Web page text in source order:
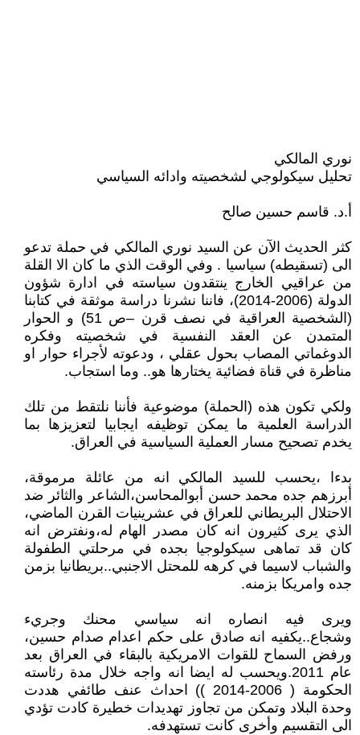
نوري المالكي
تحليل سيكولوجي لشخصيته وادائه السياسي
أ.د. قاسم حسين صالح
كثر الحديث الآن عن السيد نوري المالكي في حملة تدعو
الى (تسقيطه) سياسيا . وفي الوقت الذي ما كان الا القلة
من عراقيي الخارج ينتقدون سياسته في ادارة شؤون
الدولة (2006-2014)، فاننا نشرنا دراسة موثقة في كتابنا
(الشخصية العراقية في نصف قرن –ص 51) و الحوار
المتمدن عن العقد النفسية في شخصيته وفكره
الدوغماتي المصاب بحول عقلي ، ودعوته لأجراء حوار او
مناظرة في قناة فضائية يختارها هو.. وما استجاب.
ولكي تكون هذه (الحملة) موضوعية فأننا نلتقط من تلك
الدراسة العلمية ما يمكن توظيفه ايجابيا لتعزيزها بما
يخدم تصحيح مسار العملية السياسية في العراق.
بدءا ،يحسب للسيد المالكي انه من عائلة مرموقة،
أبرزهم جده محمد حسن أبوالمحاسن،الشاعر والثائر ضد
الاحتلال البريطاني للعراق في عشرينيات القرن الماضي،
الذي يرى كثيرون انه كان مصدر الهام له،ونفترض انه
كان قد تماهى سيكولوجيا بجده في مرحلتي الطفولة
والشباب لاسيما في كرهه للمحتل الاجنبي..بريطانيا بزمن
جده وامريكا بزمنه.
ويرى فيه انصاره انه سياسي محنك وجريء
وشجاع..يكفيه انه صادق على حكم اعدام صدام حسين،
ورفض السماح للقوات الامريكية بالبقاء في العراق بعد
عام 2011.ويحسب له ايضا انه واجه خلال مدة رئاسته
الحكومة ( 2006-2014 )) احداث عنف طائفي هددت
وحدة البلاد وتمكن من تجاوز تهديدات خطيرة كادت تؤدي
الى التقسيم وأخرى كانت تستهدفه.